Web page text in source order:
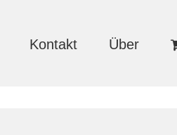
Kontakt Über